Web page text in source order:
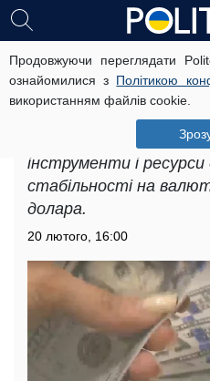
Продовжуючи переглядати
ознайомилися з Політикою
використанням файлів cookie.
Фіксації не буде:
прогнози щодо
кінця року
Національний банк
інструменти і
стабільності на
долара.
20 лютого, 16:00